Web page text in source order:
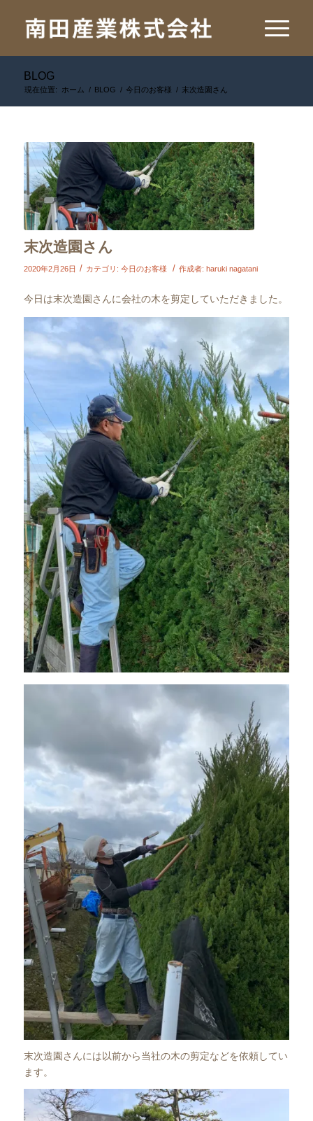
BLOG
現在位置: ホーム / BLOG / 今日のお客様 / 末次造園さん
末次造園さん
2020年2月26日 / カテゴリ: 今日のお客様 / 作成者: haruki nagatani
今日は末次造園さんに会社の木を剪定していただきました。
末次造園さんには以前から当社の木の剪定などを依頼してい
ます。